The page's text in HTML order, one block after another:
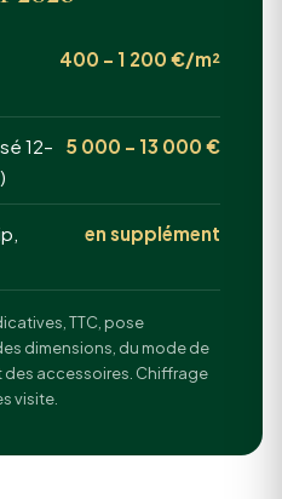
400 – 1 200 €/m²
12–
5 000 – 13 000 €
en supplément
TTC, pose
dimensions, du mode de
accessoires. Chiffrage
visite.